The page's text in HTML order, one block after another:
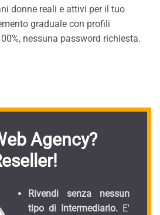
donne reali e attivi per il tuo
graduale con profili
nessuna password richiesta.
Agency?
Rivendi senza nessun
tipo di Intermediario. E'